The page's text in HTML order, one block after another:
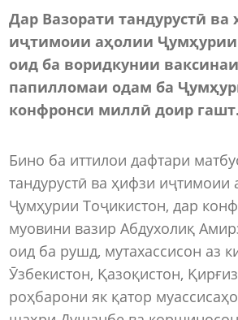
Дар Вазорати тандурустӣ ва
иҷтимоии аҳолии Ҷумҳурии
оид ба воридкунии
папилломаи одам ба Ҷумҳ
конфронси миллӣ доир гашт.
Бино ба иттилои дафтари
тандурустӣ ва ҳифзи иҷтимоии
Ҷумҳурии Тоҷикистон, дар
муовини вазир Абдухолиқ
оид ба рушд, мутахассисон аз
Ӯзбекистон, Қазоқистон,
роҳбарони як қатор